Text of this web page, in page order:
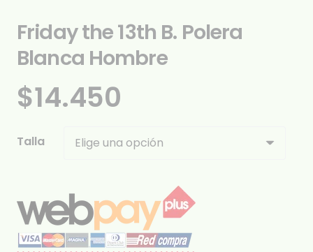
Friday the 13th B. Polera
Blanca Hombre
$14.450
Talla